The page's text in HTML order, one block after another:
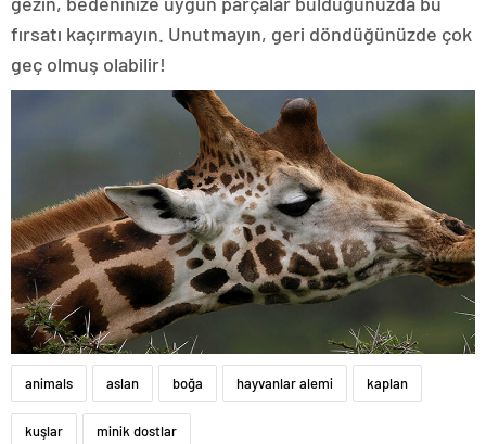
fırsatı kaçırmayın. Unutmayın, geri döndüğünüzde çok
geç olmuş olabilir!
animals aslan boğa hayvanlar alemi kaplan
kuşlar minik dostlar